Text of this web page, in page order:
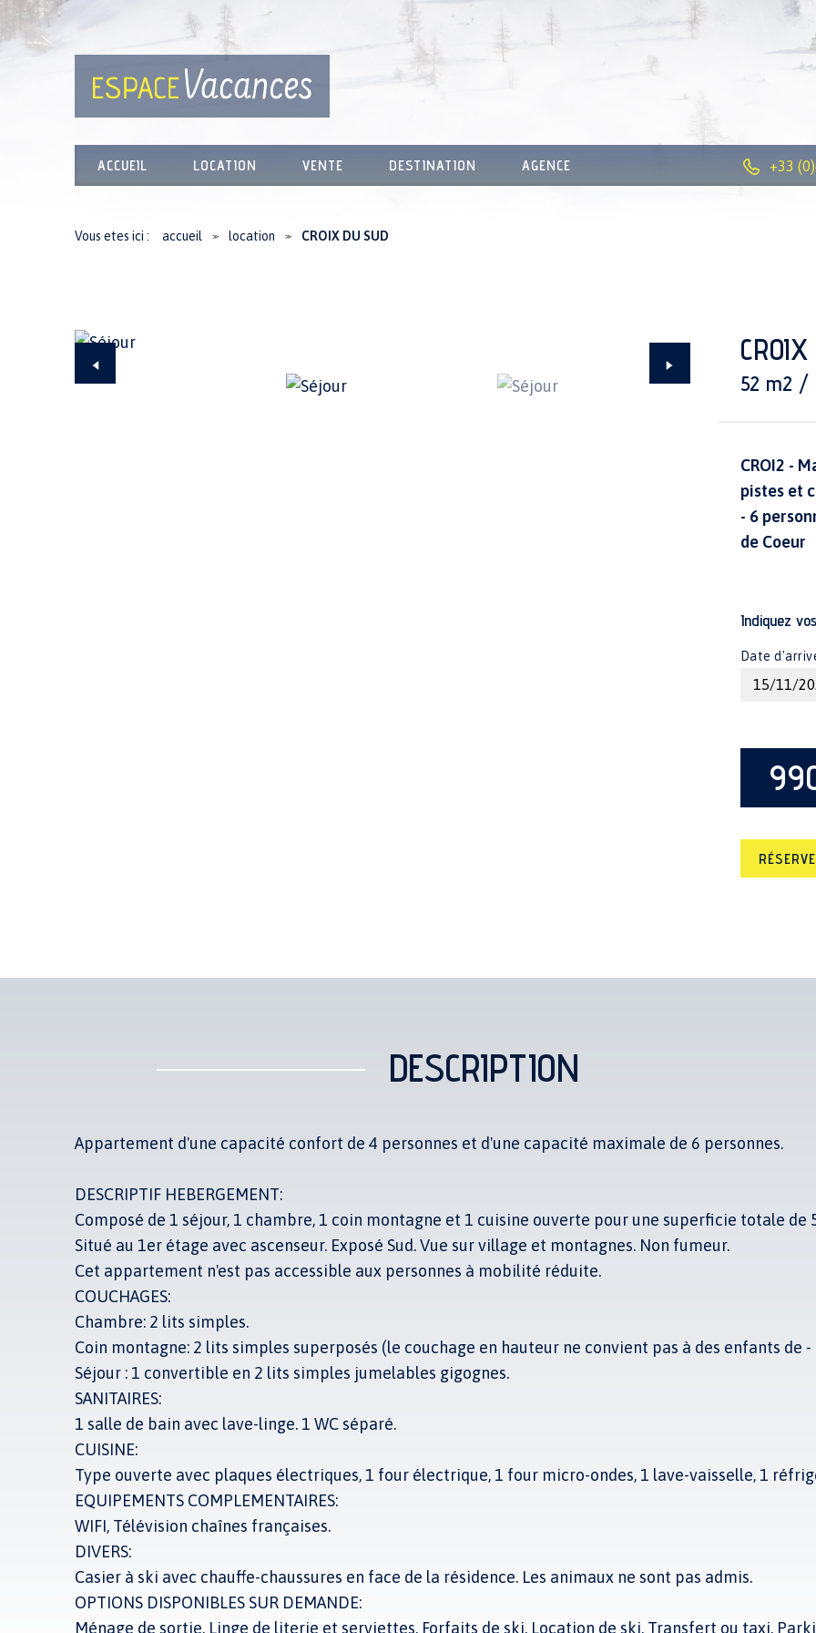
ACCUEIL LOCATION VENTE DESTINATION AGENCE +33
Vous etes ici : accueil ≫ location ≫ CROIX DU SUD
52 m2 /
CROI2 -
pistes et
- 6
de Coeur
Indiquez
Date
DESCRIPTION
Appartement d'une capacité confort de 4 personnes et d'une capacité maximale de 6 personnes.
DESCRIPTIF HEBERGEMENT:
Composé de 1 séjour, 1 chambre, 1 coin montagne et 1 cuisine ouverte pour une superficie totale de
Situé au 1er étage avec ascenseur. Exposé Sud. Vue sur village et montagnes. Non fumeur.
Cet appartement n'est pas accessible aux personnes à mobilité réduite.
COUCHAGES:
Chambre: 2 lits simples.
Coin montagne: 2 lits simples superposés (le couchage en hauteur ne convient pas à des enfants de -
Séjour : 1 convertible en 2 lits simples jumelables gigognes.
SANITAIRES:
1 salle de bain avec lave-linge. 1 WC séparé.
CUISINE:
Type ouverte avec plaques électriques, 1 four électrique, 1 four micro-ondes, 1 lave-vaisselle, 1
EQUIPEMENTS COMPLEMENTAIRES:
WIFI, Télévision chaînes françaises.
DIVERS:
Casier à ski avec chauffe-chaussures en face de la résidence. Les animaux ne sont pas admis.
OPTIONS DISPONIBLES SUR DEMANDE:
Ménage de sortie. Linge de literie et serviettes. Forfaits de ski. Location de ski. Transfert ou taxi.